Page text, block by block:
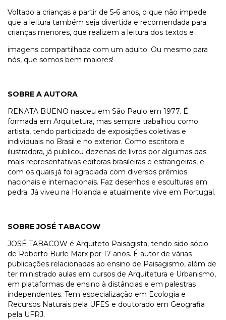
Voltado a crianças a partir de 5-6 anos, o que não impede
que a leitura também seja divertida e recomendada para
crianças menores, que realizem a leitura dos textos e
imagens compartilhada com um adulto. Ou mesmo para
nós, que somos bem maiores!
SOBRE A AUTORA
RENATA BUENO nasceu em São Paulo em 1977. É
formada em Arquitetura, mas sempre trabalhou como
artista, tendo participado de exposições coletivas e
individuais no Brasil e no exterior. Como escritora e
ilustradora, já publicou dezenas de livros por algumas das
mais representativas editoras brasileiras e estrangeiras, e
com os quais já foi agraciada com diversos prêmios
nacionais e internacionais. Faz desenhos e esculturas em
pedra. Já viveu na Holanda e atualmente vive em Portugal.
SOBRE JOSÉ TABACOW
JOSÉ TABACOW é Arquiteto Paisagista, tendo sido sócio
de Roberto Burle Marx por 17 anos. É autor de várias
publicações relacionadas ao ensino de Paisagismo, além de
ter ministrado aulas em cursos de Arquitetura e Urbanismo,
em plataformas de ensino à distâncias e em palestras
independentes. Tem especialização em Ecologia e
Recursos Naturais pela UFES e doutorado em Geografia
pela UFRJ.